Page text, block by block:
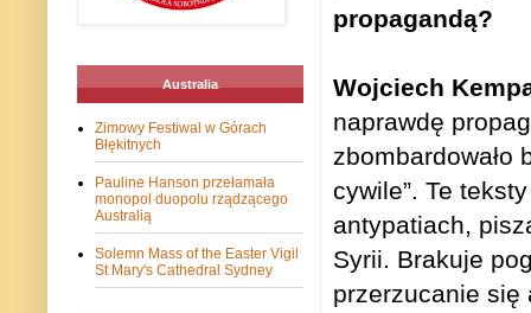
propagandą?
Wojciech
naprawdę
zbombardowało
cywile”. Te
antypatiach,
Syrii. Brakuje
przerzucanie się
Australia
Zimowy Festiwal w Górach
Błękitnych
Pauline Hanson przełamała
monopol duopolu rządzącego
Australią
Solemn Mass of the Easter Vigil
St Mary's Cathedral Sydney